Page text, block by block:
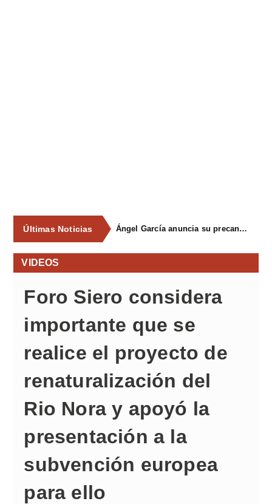
Últimas Noticias Ángel García anuncia su precandidatura para optar a la reelección como alcalde de Siero en 2027
VIDEOS
Foro Siero considera
importante que se
realice el proyecto de
renaturalización del
Rio Nora y apoyó la
presentación a la
subvención europea
para ello